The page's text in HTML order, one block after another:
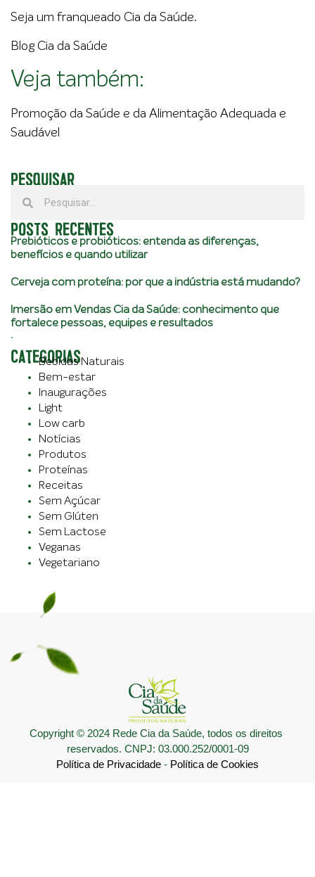
Seja um franqueado Cia da Saúde.
Blog Cia da Saúde
Veja também:
Promoção da Saúde e da Alimentação Adequada e
Saudável
PESQUISAR
POSTS RECENTES
Prebióticos e probióticos: entenda as diferenças,
benefícios e quando utilizar
Cerveja com proteína: por que a indústria está mudando?
Imersão em Vendas Cia da Saúde: conhecimento que
fortalece pessoas, equipes e resultados
CATEGORIAS
.
Bebidas Naturais
Bem-estar
Inaugurações
Light
Low carb
Notícias
Produtos
Proteínas
Receitas
Sem Açúcar
Sem Glúten
Sem Lactose
Veganas
Vegetariano
Copyright © 2024 Rede Cia da Saúde, todos os direitos
reservados. CNPJ: 03.000.252/0001-09
Política de Privacidade - Política de Cookies